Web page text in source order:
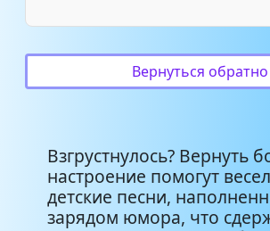
Клоун Плюх - Обжора
Папа-ежик
Мой деда - Кащей
Вернуться обратно
Взгрустнулось? Вернуть
настроение помогут
детские песни,
зарядом юмора, что